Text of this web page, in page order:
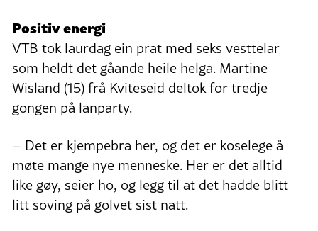
Positiv energi
VTB tok laurdag ein prat med seks vesttelar
som heldt det gåande heile helga. Martine
Wisland (15) frå Kviteseid deltok for tredje
gongen på lanparty.
– Det er kjempebra her, og det er koselege å
møte mange nye menneske. Her er det alltid
like gøy, seier ho, og legg til at det hadde blitt
litt soving på golvet sist natt.